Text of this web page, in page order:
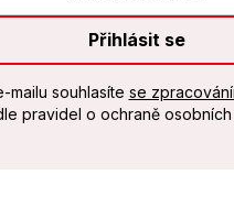
Přihlásit se
mailu souhlasíte se
pravidel o ochraně osobních